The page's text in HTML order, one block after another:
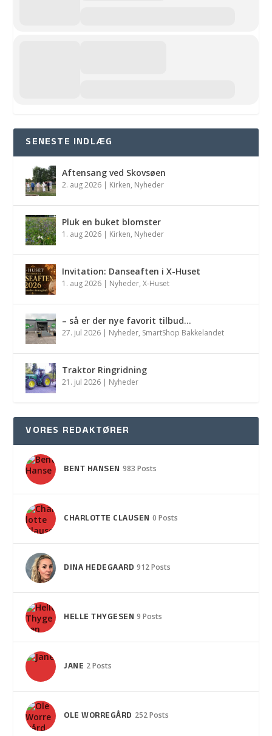
SENESTE INDLÆG
Aftensang ved Skovsøen
2. aug 2026 | Kirken, Nyheder
Pluk en buket blomster
1. aug 2026 | Kirken, Nyheder
Invitation: Danseaften i X-Huset
1. aug 2026 | Nyheder,X-Huset
– så er der nye favorit tilbud…
27. jul 2026 | Nyheder, SmartShop Bakkelandet
Traktor Ringridning
21. jul 2026 | Nyheder
VORES REDAKTØRER
BENT HANSEN 983 Posts
CHARLOTTE CLAUSEN 0 Posts
DINA HEDEGAARD 912 Posts
HELLE THYGESEN 9 Posts
JANE 2 Posts
OLE WORREGÅRD 252 Posts